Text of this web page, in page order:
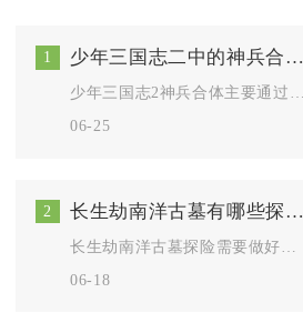
1 少年三国志二中的神兵合体方式
06-25
2 长生劫南洋古墓有哪些探险技巧
06-18